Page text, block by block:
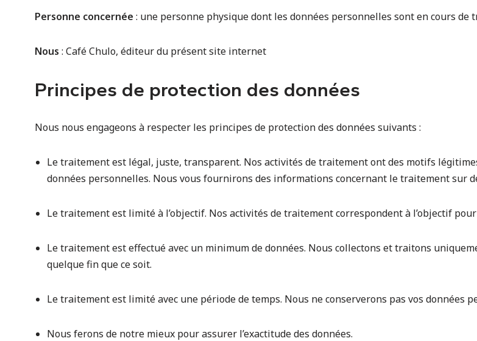
Personne concernée : une personne physique dont les données personnelles sont en cours de
Nous : Café Chulo, éditeur du présent site internet
Principes de protection des données
Nous nous engageons à respecter les principes de protection des données suivants :
Le traitement est légal, juste, transparent. Nos activités de traitement ont des motifs
données personnelles. Nous vous fournirons des informations concernant le traitement sur
Le traitement est limité à l’objectif. Nos activités de traitement correspondent à l’objectif
Le traitement est effectué avec un minimum de données. Nous collectons et traitons
quelque fin que ce soit.
Le traitement est limité avec une période de temps. Nous ne conserverons pas vos données
Nous ferons de notre mieux pour assurer l’exactitude des données.